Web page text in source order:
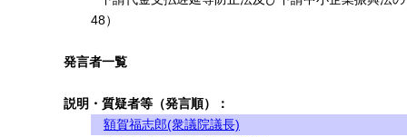
48）
発言者一覧
説明・質疑者等（発言順）：
額賀福志郎(衆議院議長)